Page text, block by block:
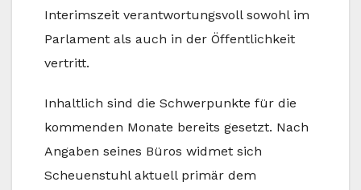
Interimszeit verantwortungsvoll sowohl im
Parlament als auch in der Öffentlichkeit
vertritt.
Inhaltlich sind die Schwerpunkte für die
kommenden Monate bereits gesetzt. Nach
Angaben seines Büros widmet sich
Scheuenstuhl aktuell primär dem